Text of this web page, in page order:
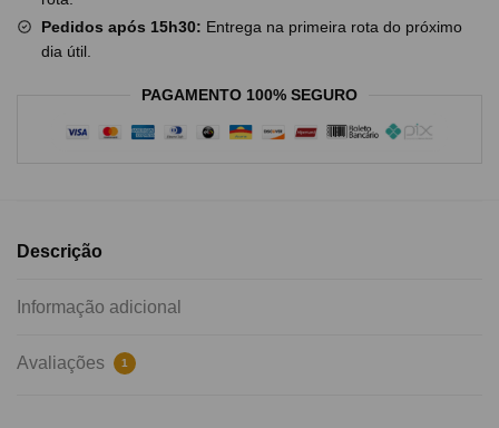
Pedidos após 15h30: Entrega na primeira rota do próximo
dia útil.
PAGAMENTO 100% SEGURO
Descrição
Informação adicional
Avaliações 1